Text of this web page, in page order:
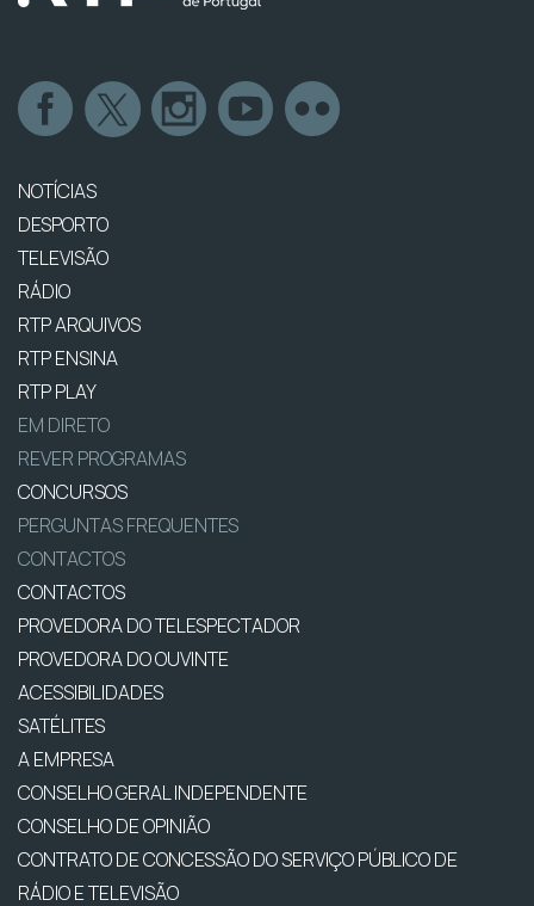
NOTÍCIAS
DESPORTO
TELEVISÃO
RÁDIO
RTP ARQUIVOS
RTP ENSINA
RTP PLAY
EM DIRETO
REVER PROGRAMAS
CONCURSOS
PERGUNTAS FREQUENTES
CONTACTOS
CONTACTOS
PROVEDORA DO TELESPECTADOR
PROVEDORA DO OUVINTE
ACESSIBILIDADES
SATÉLITES
A EMPRESA
CONSELHO GERAL INDEPENDENTE
CONSELHO DE OPINIÃO
CONTRATO DE CONCESSÃO DO SERVIÇO PÚBLICO DE
RÁDIO E TELEVISÃO